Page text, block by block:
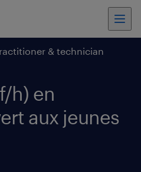
& technician
h) en
aux jeunes